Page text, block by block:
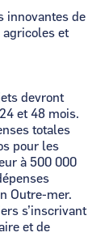
innovantes de
et
devront
et 48 mois.
totales
pour les
à 500 000
Outre-mer.
s’inscrivant
et de